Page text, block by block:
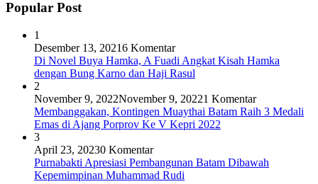
Popular Post
1
Desember 13, 20216 Komentar
Di Novel Buya Hamka, A Fuadi Angkat Kisah Hamka
dengan Bung Karno dan Haji Rasul
2
November 9, 2022November 9, 20221 Komentar
Membanggakan, Kontingen Muaythai Batam Raih 3 Medali
Emas di Ajang Porprov Ke V Kepri 2022
3
April 23, 20230 Komentar
Purnabakti Apresiasi Pembangunan Batam Dibawah
Kepemimpinan Muhammad Rudi